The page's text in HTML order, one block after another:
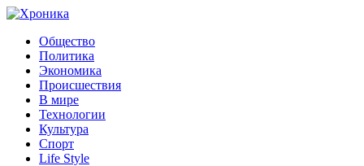
Общество
Политика
Экономика
Происшествия
В мире
Технологии
Культура
Спорт
Life Style